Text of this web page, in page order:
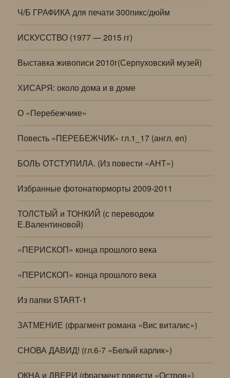
Ч/Б ГРАФИКА для печати 300пикс/дюйм
ИСКУССТВО (1977 — 2015 гг)
Выставка живописи 2010г(Серпуховский музей)
ХИСАРЯ: около дома и в доме
О «Перебежчике»
Повесть «ПЕРЕБЕЖЧИК» гл.1_17 (англ. en)
БОЛЬ ОТСТУПИЛА. (Из повести «АНТ»)
Избранные фотонатюрморты 2009-2011
ТОЛСТЫЙ и ТОНКИЙ (с переводом
Е.Валентиновой)
«ПЕРИСКОП» конца прошлого века
«ПЕРИСКОП» конца прошлого века
Из папки START-1
ЗАТМЕНИЕ (фрагмент романа «Вис виталис»)
СНОВА ДАВИД! (гл.6-7 «Белый карлик»)
ОКНА и ДВЕРИ (фрагмент повести «Остров»)